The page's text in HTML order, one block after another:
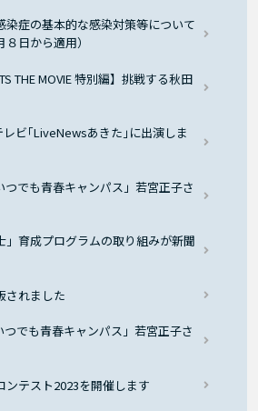
染症の基本的な感染対策等について
日から適用）
THE MOVIE 特別編】挑戦する秋田
ビ｢LiveNewsあきた｣に出演しま
つでも青春キャンパス」若宮正子さ
」育成プログラムの取り組みが新聞
されました
つでも青春キャンパス」若宮正子さ
ンテスト2023を開催します